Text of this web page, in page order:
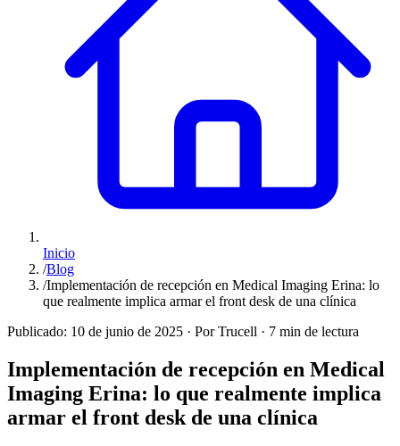
Inicio
/Blog
/Implementación de recepción en Medical Imaging Erina: lo
que realmente implica armar el front desk de una clínica
Publicado: 10 de junio de 2025 · Por Trucell · 7 min de lectura
Implementación de recepción en Medical
Imaging Erina: lo que realmente implica
armar el front desk de una clínica